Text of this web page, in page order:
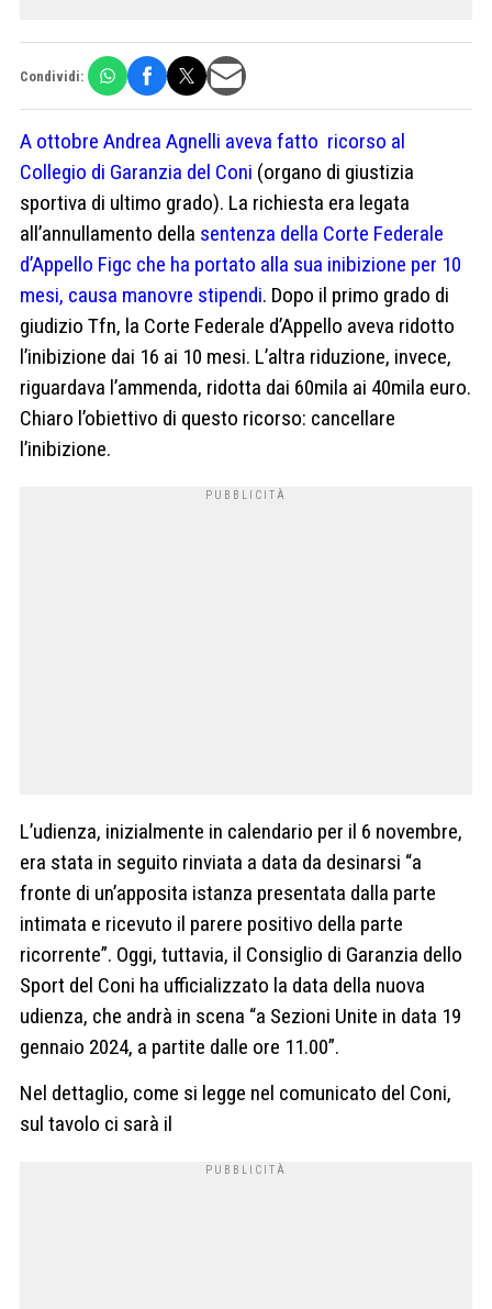
Condividi:
A ottobre Andrea Agnelli aveva fatto ricorso al
Collegio di Garanzia del Coni (organo di giustizia
sportiva di ultimo grado). La richiesta era legata
all’annullamento della sentenza della Corte Federale
d’Appello Figc che ha portato alla sua inibizione per 10
mesi, causa manovre stipendi. Dopo il primo grado di
giudizio Tfn, la Corte Federale d’Appello aveva ridotto
l’inibizione dai 16 ai 10 mesi. L’altra riduzione, invece,
riguardava l’ammenda, ridotta dai 60mila ai 40mila euro.
Chiaro l’obiettivo di questo ricorso: cancellare
l’inibizione.
L’udienza, inizialmente in calendario per il 6 novembre,
era stata in seguito rinviata a data da desinarsi “a
fronte di un’apposita istanza presentata dalla parte
intimata e ricevuto il parere positivo della parte
ricorrente”. Oggi, tuttavia, il Consiglio di Garanzia dello
Sport del Coni ha ufficializzato la data della nuova
udienza, che andrà in scena “a Sezioni Unite in data 19
gennaio 2024, a partite dalle ore 11.00”.
Nel dettaglio, come si legge nel comunicato del Coni,
sul tavolo ci sarà il